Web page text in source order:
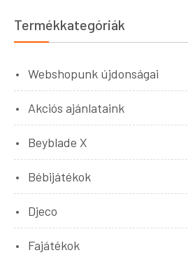
Termékkategóriák
Webshopunk újdonságai
Akciós ajánlataink
Beyblade X
Bébijátékok
Djeco
Fajátékok